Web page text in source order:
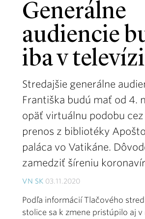
Generálne
audiencie
iba v
Stredajšie generálne
Františka budú mať od 4.
opäť virtuálnu podobu
prenos z bibliotéky
paláca vo Vatikáne.
zamedziť šíreniu
VN SK 03.11.2020
Podľa informácií Tlačového
stolice sa k zmene pristúpilo aj